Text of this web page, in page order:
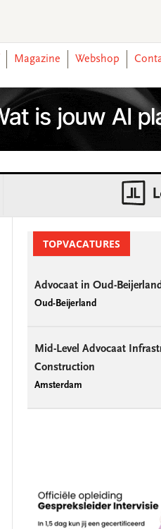
Magazine Webshop
SidebarTOPVACATURES
Advocaat in Oud-Beijerland
Oud-Beijerland
Mid-Level Advocaat
Construction
Amsterdam